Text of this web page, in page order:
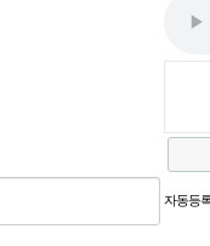
자동등